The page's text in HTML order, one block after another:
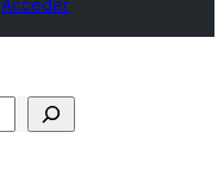
Acceder